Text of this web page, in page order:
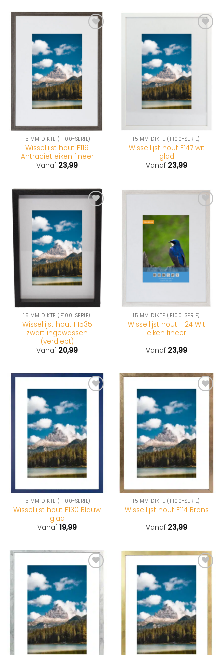
15 MM DIKTE (F100-SERIE)
Wissellijst hout F119
Antraciet eiken fineer
Vanaf 23,99
15 MM DIKTE (F100-SERIE)
Wissellijst hout F147 wit
glad
Vanaf 23,99
15 MM DIKTE (F100-SERIE)
Wissellijst hout F1535
zwart ingewassen
(verdiept)
Vanaf 20,99
15 MM DIKTE (F100-SERIE)
Wissellijst hout F124 Wit
eiken fineer
Vanaf 23,99
15 MM DIKTE (F100-SERIE)
Wissellijst hout F130 Blauw
glad
Vanaf 19,99
15 MM DIKTE (F100-SERIE)
Wissellijst hout F114 Brons
Vanaf 23,99